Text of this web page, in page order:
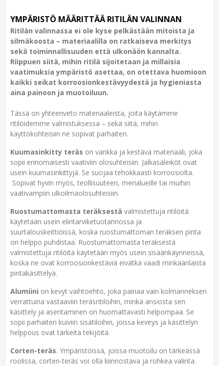
YMPÄRISTÖ MÄÄRITTÄÄ RITILÄN VALINNAN
Ritilän valinnassa ei ole kyse pelkästään mitoista ja
silmäkoosta – materiaalilla on ratkaiseva merkitys
sekä toiminnallisuuden että ulkonäön kannalta.
Riippuen siitä, mihin ritilä sijoitetaan ja millaisia
vaatimuksia ympäristö asettaa, on otettava huomioon
kaikki seikat korroosionkestävyydestä ja hygieniasta
aina painoon ja muotoiluun.
Tässä on yhteenveto materiaaleista, joita käytämme
ritilöidemme valmistuksessa – sekä siitä, mihin
käyttökohteisiin ne sopivat parhaiten.
Kuumasinkitty teräs on vankka ja kestävä materiaali, joka
sopii erinomaisesti vaativiin olosuhteisiin. Jalkasäleiköt ovat
usein kuumasinkittyjä. Se suojaa tehokkaasti korroosiolta.
Sopivat hyvin myös, teollisuuteen, merialueille tai muihin
vaativampiin ulkoilmaolosuhteisiin.
Ruostumattomasta teräksestä valmistettuja ritilöitä
käytetään usein elintarviketuotannossa ja
suurtalouskeittiöissä, koska ruostumattoman teräksen pinta
on helppo puhdistaa. Ruostumattomasta teräksestä
valmistettuja ritilöitä käytetään myös usein sisäänkäynneissä,
koska ne ovat korroosionkestäviä eivätkä vaadi minkäänlaista
pintakäsittelyä.
Alumiini on kevyt vaihtoehto, joka painaa vain kolmanneksen
verrattuina vastaaviin teräsritilöihin, minkä ansiosta sen
käsittely ja asentaminen on huomattavasti helpompaa. Se
sopii parhaiten kuiviin sisätiloihin, joissa keveys ja käsittelyn
helppous ovat tärkeitä tekijöitä.
Corten-teräs. Ympäristöissä, joissa muotoilu on tärkeässä
roolissa, corten-teräs voi olla kiinnostava ja rohkea valinta.